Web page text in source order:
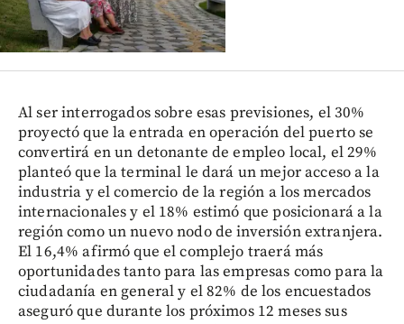
Al ser interrogados sobre esas previsiones, el 30%
proyectó que la entrada en operación del puerto se
convertirá en un detonante de empleo local, el 29%
planteó que la terminal le dará un mejor acceso a la
industria y el comercio de la región a los mercados
internacionales y el 18% estimó que posicionará a la
región como un nuevo nodo de inversión extranjera.
El 16,4% afirmó que el complejo traerá más
oportunidades tanto para las empresas como para la
ciudadanía en general y el 82% de los encuestados
aseguró que durante los próximos 12 meses sus